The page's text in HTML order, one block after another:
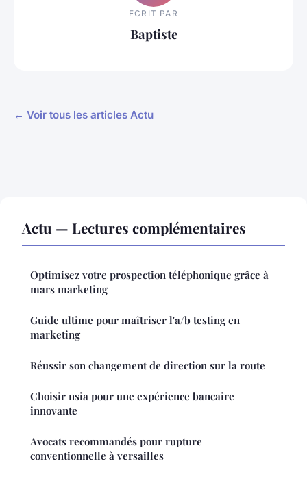
ECRIT PAR
Baptiste
← Voir tous les articles Actu
Actu — Lectures complémentaires
Optimisez votre prospection téléphonique grâce à
mars marketing
Guide ultime pour maîtriser l'a/b testing en
marketing
Réussir son changement de direction sur la route
Choisir nsia pour une expérience bancaire
innovante
Avocats recommandés pour rupture
conventionnelle à versailles